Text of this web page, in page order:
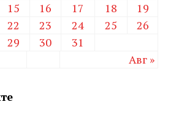
15 16 17 18
19
22 23 24 25
26
29 30
31
Авг »